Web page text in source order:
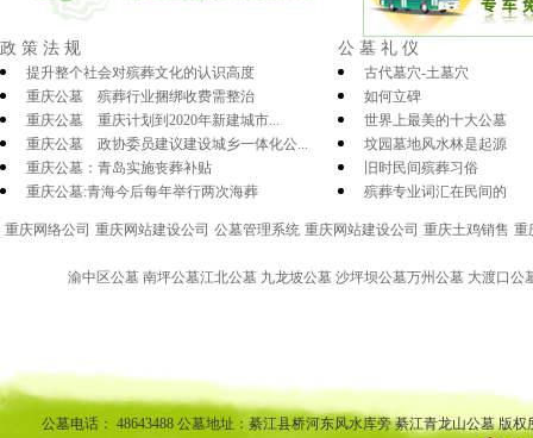
政策法规 公墓礼仪
提升整个社会对殡葬文化的认识高度
重庆公墓 殡葬行业捆绑收费需整治
重庆公墓 重庆计划到2020年新建城市...
重庆公墓 政协委员建议建设城乡一体化公...
重庆公墓：青岛实施丧葬补贴
重庆公墓:青海今后每年举行两次海葬
古代墓穴-土墓穴
如何立碑
世界上最美的十大公墓
坟园墓地风水林是起源
旧时民间殡葬习俗
殡葬专业词汇在民间的
重庆网络公司 重庆网站建设公司 公墓管理系统 重庆网站建设公司 重庆土鸡销售 重
渝中区公墓 南坪公墓江北公墓 九龙坡公墓 沙坪坝公墓万州公墓 大渡口
公墓电话： 48643488 公墓地址：綦江县桥河东风水库旁 綦江青龙山公墓 版